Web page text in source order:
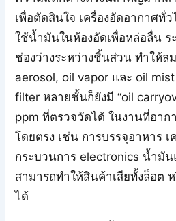
เพื่อตัดสินใจ เครื่องอัดอากาศทั่
ใช้น้ำมันในห้องอัดเพื่อหล่อลื่น
ช่องว่างระหว่างชิ้นส่วน ทำให้ล
aerosol, oil vapor และ oil
filter หลายชั้นก็ยังมี “oil
ppm ที่ตรวจวัดได้ ในงานที่อา
โดยตรง เช่น การบรรจุอาหาร เ
กระบวนการ electronics น้ำมั
สามารถทำให้สินค้าเสียทั้งล็อต
ได้